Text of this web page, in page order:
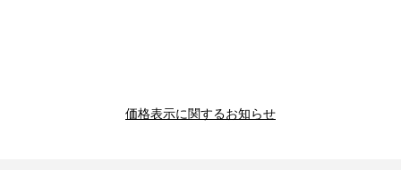
価格表示に関するお知らせ